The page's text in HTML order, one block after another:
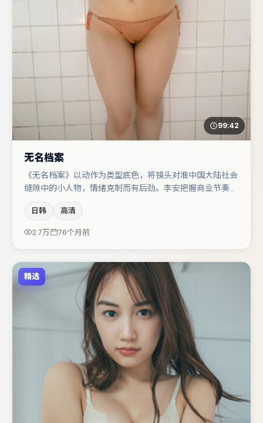
99:42
无名档案
《无名档案》以动作为类型底色，将镜头对准中国大陆社会
缝隙中的小人物，情绪克制而有后劲。李安把握商业节奏的
容包括蒋奇明、马丽、谭卓等，角色动机前后呼应，适合喜
欢抠台词与伏笔的观众。整体完成度较高，适合周末一口气
日韩 高清
2.7万 76个月前
精选